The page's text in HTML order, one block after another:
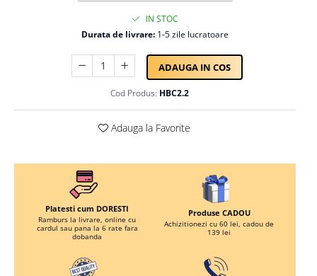
Lenjerii Damasc Egiptean King Size
Lenjerii De Pat, Finet Premium, 1
Lenjerii De Pat Damasc 1 Persoana
Lenjerii De Pat, Imprimeu 3D, 1
Persoana
IN STOC
Durata de livrare: 1-5 zile lucratoare
ADAUGA IN COS
Cod Produs: HBC2.2
Adauga la Favorite
Platesti cum DORESTI
Ramburs la livrare, online cu
cardul sau pana la 6 rate fara
dobanda
Produse CADOU
Achizitionezi cu 60 lei, cadou de
139 lei